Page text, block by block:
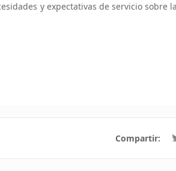
y expectativas de servicio sobre
Compartir: